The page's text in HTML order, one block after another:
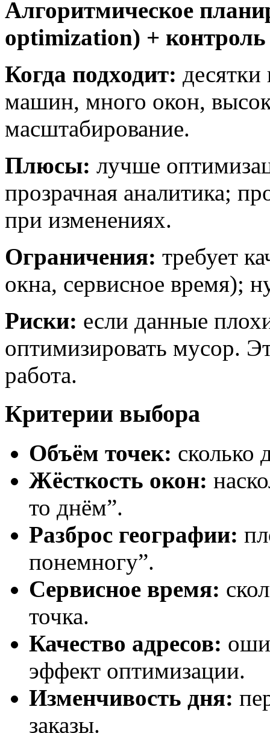
Алгоритмическое
optimization) +
Когда подходит: десятки
машин, много окон,
масштабирование.
Плюсы: лучше
прозрачная аналитика;
при изменениях.
Ограничения: требует
окна, сервисное время);
Риски: если данные
оптимизировать мусор.
работа.
Критерии выбора
Объём точек: сколько
Жёсткость окон:
то днём”.
Разброс географии:
понемногу”.
Сервисное время:
точка.
Качество адресов:
эффект оптимизации.
Изменчивость дня:
заказы.